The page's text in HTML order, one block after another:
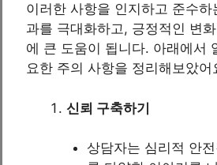
이러한 사항을 인지하고 준수
과를 극대화하고, 긍정적인 변
에 큰 도움이 됩니다. 아래에서
요한 주의 사항을 정리해보았어
신뢰 구축하기
상담자는 심리적 안